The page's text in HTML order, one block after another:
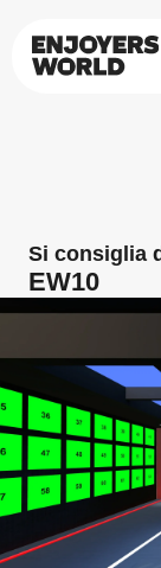
Si consiglia
EW10